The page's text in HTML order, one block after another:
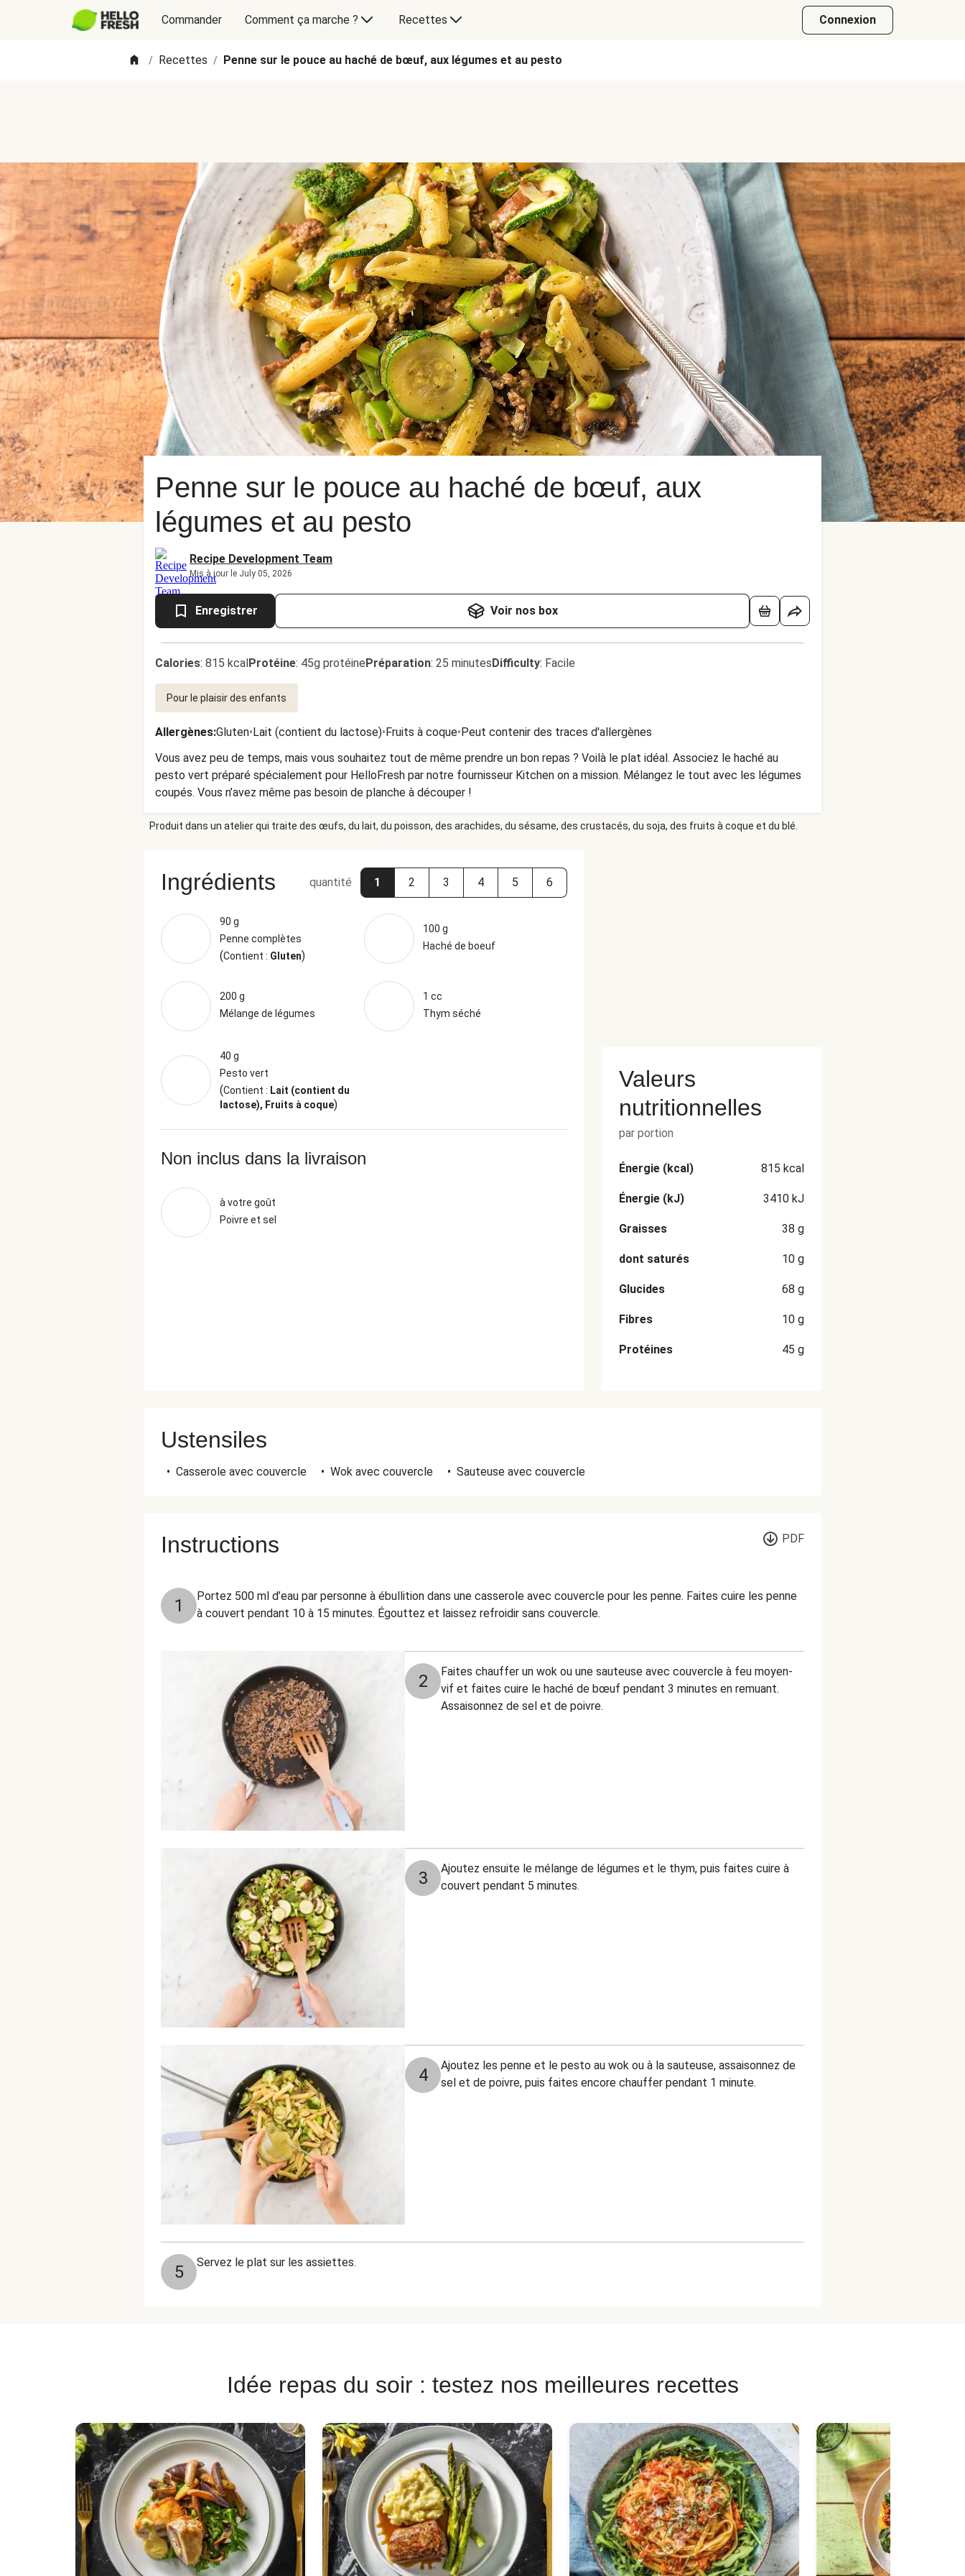
Commander Comment ça marche ? Recettes Connexion
/ Recettes / Penne sur le pouce au haché de bœuf, aux légumes et au pesto
Penne sur le pouce au haché de bœuf, aux
légumes et au pesto
Recipe Development Team
Mis à jour le July 05, 2026
Enregistrer Voir nos box
Calories: 815 kcalProtéine: 45g protéinePréparation: 25 minutesDifficulty: Facile
Pour le plaisir des enfants
Allergènes:Gluten•Lait (contient du lactose)•Fruits à coque•Peut contenir des traces d'allergènes
Vous avez peu de temps, mais vous souhaitez tout de même prendre un bon repas ? Voilà le plat idéal. Associez le haché au
pesto vert préparé spécialement pour HelloFresh par notre fournisseur Kitchen on a mission. Mélangez le tout avec les légumes
coupés. Vous n’avez même pas besoin de planche à découper !
Produit dans un atelier qui traite des œufs, du lait, du poisson, des arachides, du sésame, des crustacés, du soja, des fruits à coque et du blé.
Ingrédients quantité 1 2 3 4 5 6
90 g
Penne complètes
(Contient : Gluten)
100 g
Haché de boeuf
200 g
Mélange de légumes
1 cc
Thym séché
40 g
Pesto vert
(Contient : Lait (contient du
lactose), Fruits à coque)
Non inclus dans la livraison
à votre goût
Poivre et sel
Valeurs
nutritionnelles
par portion
Énergie (kcal) 815 kcal
Énergie (kJ) 3410 kJ
Graisses 38 g
dont saturés 10 g
Glucides 68 g
Fibres 10 g
Protéines 45 g
Ustensiles
• Casserole avec couvercle • Wok avec couvercle • Sauteuse avec couvercle
Instructions PDF
1
Portez 500 ml d’eau par personne à ébullition dans une casserole avec couvercle pour les penne. Faites cuire les penne
à couvert pendant 10 à 15 minutes. Égouttez et laissez refroidir sans couvercle.
2
Faites chauffer un wok ou une sauteuse avec couvercle à feu moyen-
vif et faites cuire le haché de bœuf pendant 3 minutes en remuant.
Assaisonnez de sel et de poivre.
3
Ajoutez ensuite le mélange de légumes et le thym, puis faites cuire à
couvert pendant 5 minutes.
4
Ajoutez les penne et le pesto au wok ou à la sauteuse, assaisonnez de
sel et de poivre, puis faites encore chauffer pendant 1 minute.
5 Servez le plat sur les assiettes.
Idée repas du soir : testez nos meilleures recettes